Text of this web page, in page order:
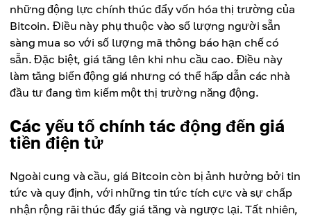
những động lực chính thúc đẩy vốn hóa thị trường của
Bitcoin. Điều này phụ thuộc vào số lượng người sẵn
sàng mua so với số lượng mã thông báo hạn chế có
sẵn. Đặc biệt, giá tăng lên khi nhu cầu cao. Điều này
làm tăng biến động giá nhưng có thể hấp dẫn các nhà
đầu tư đang tìm kiếm một thị trường năng động.
Các yếu tố chính tác động đến giá
tiền điện tử
Ngoài cung và cầu, giá Bitcoin còn bị ảnh hưởng bởi tin
tức và quy định, với những tin tức tích cực và sự chấp
nhận rộng rãi thúc đẩy giá tăng và ngược lại. Tất nhiên,